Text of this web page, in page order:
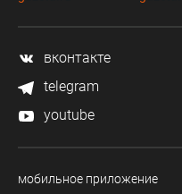
вконтакте
telegram
youtube
мобильное приложение